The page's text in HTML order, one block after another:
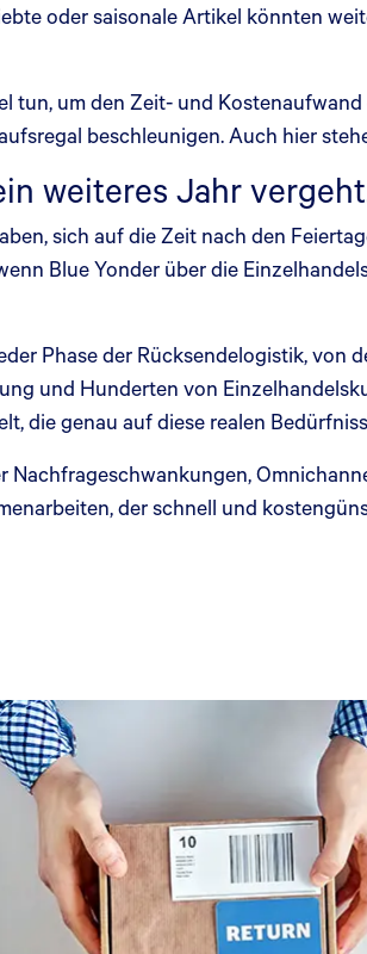
oder saisonale Artikel könnten
um den Zeit- und
beschleunigen. Auch hier
weiteres Jahr
sich auf die Zeit nach den
Blue Yonder über die
Phase der Rücksendelogistik, von
und Hunderten von
die genau auf diese realen
der schnell und